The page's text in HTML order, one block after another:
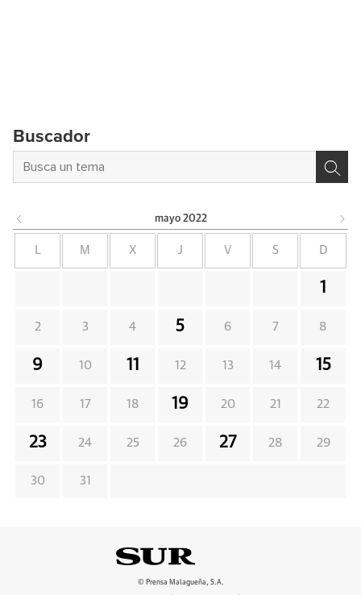
Buscador
mayo 2022
L M X J V S D
1
2 3 4 5 6 7 8
9 10 11 12 13 14 15
16 17 18 19 20 21 22
23 24 25 26 27 28 29
30 31
© Prensa Malagueña, S.A.